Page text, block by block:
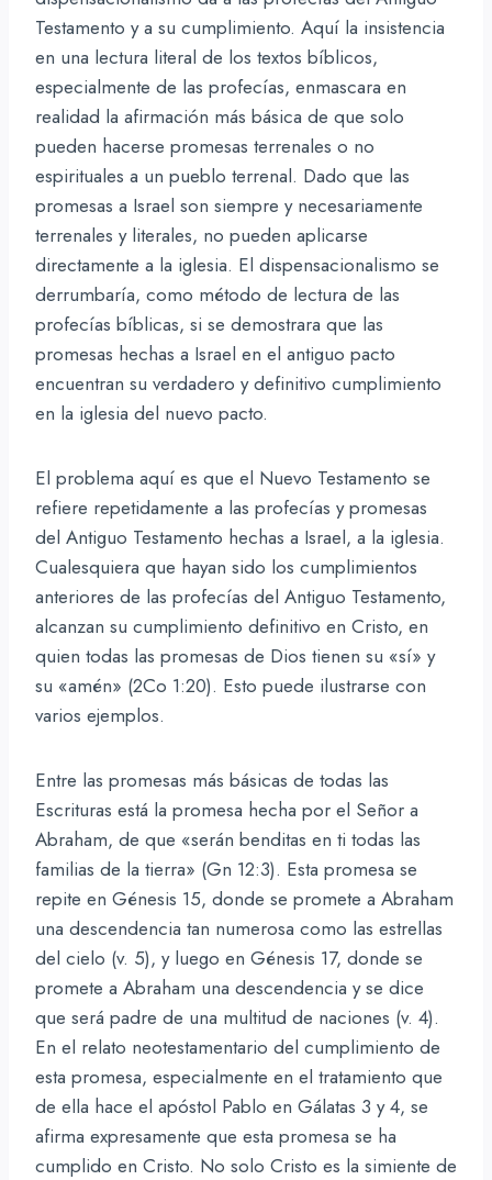
Testamento y a su cumplimiento. Aquí la insistencia
en una lectura literal de los textos bíblicos,
especialmente de las profecías, enmascara en
realidad la afirmación más básica de que solo
pueden hacerse promesas terrenales o no
espirituales a un pueblo terrenal. Dado que las
promesas a Israel son siempre y necesariamente
terrenales y literales, no pueden aplicarse
directamente a la iglesia. El dispensacionalismo se
derrumbaría, como método de lectura de las
profecías bíblicas, si se demostrara que las
promesas hechas a Israel en el antiguo pacto
encuentran su verdadero y definitivo cumplimiento
en la iglesia del nuevo pacto.
El problema aquí es que el Nuevo Testamento se
refiere repetidamente a las profecías y promesas
del Antiguo Testamento hechas a Israel, a la iglesia.
Cualesquiera que hayan sido los cumplimientos
anteriores de las profecías del Antiguo Testamento,
alcanzan su cumplimiento definitivo en Cristo, en
quien todas las promesas de Dios tienen su «sí» y
su «amén» (2Co 1:20). Esto puede ilustrarse con
varios ejemplos.
Entre las promesas más básicas de todas las
Escrituras está la promesa hecha por el Señor a
Abraham, de que «serán benditas en ti todas las
familias de la tierra» (Gn 12:3). Esta promesa se
repite en Génesis 15, donde se promete a Abraham
una descendencia tan numerosa como las estrellas
del cielo (v. 5), y luego en Génesis 17, donde se
promete a Abraham una descendencia y se dice
que será padre de una multitud de naciones (v. 4).
En el relato neotestamentario del cumplimiento de
esta promesa, especialmente en el tratamiento que
de ella hace el apóstol Pablo en Gálatas 3 y 4, se
afirma expresamente que esta promesa se ha
cumplido en Cristo. No solo Cristo es la simiente de